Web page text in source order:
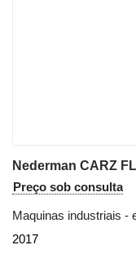
Nederman CARZ
Preço sob consulta
Maquinas industriais -
2017